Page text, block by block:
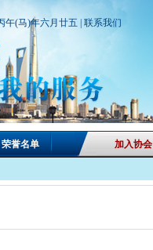
午(马)年六月廿五 | 联系我们
荣誉名单 加入协会